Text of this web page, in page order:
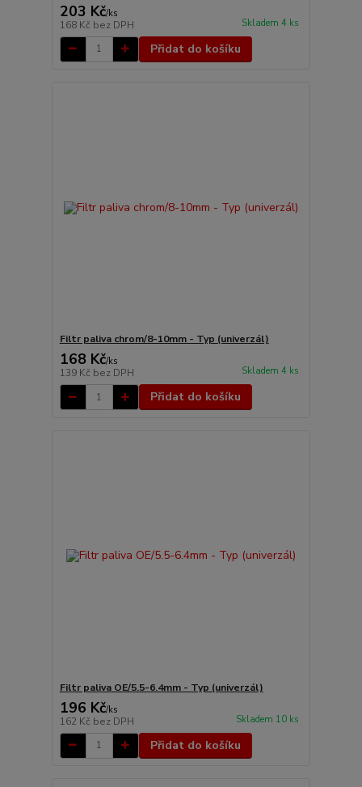
203 Kč/ks
168 Kč bez DPH Skladem 4 ks
Přidat do košíku
Filtr paliva chrom/8-10mm - Typ (univerzál)
168 Kč/ks
139 Kč bez DPH Skladem 4 ks
Přidat do košíku
Filtr paliva OE/5.5-6.4mm - Typ (univerzál)
196 Kč/ks
162 Kč bez DPH Skladem 10 ks
Přidat do košíku